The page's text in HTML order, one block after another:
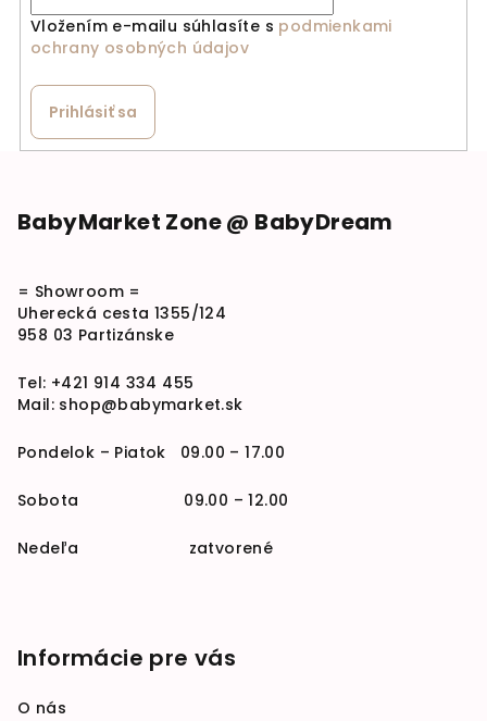
Vložením e-mailu súhlasíte s podmienkami
ochrany osobných údajov
Prihlásiť sa
BabyMarket Zone @ BabyDream
= Showroom =
Uherecká cesta 1355/124
958 03 Partizánske
Tel: +421 914 334 455
Mail: shop@babymarket.sk
Pondelok – Piatok 09.00 – 17.00
Sobota 09.00 – 12.00
Nedeľa zatvorené
Informácie pre vás
O nás